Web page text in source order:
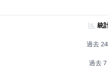
統
過去
過去 7